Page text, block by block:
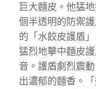
巨大麵皮。他猛
個半透明的防禦
的「水餃皮護盾
猛烈地擊中麵皮
音。護盾劇烈震
出濃郁的麵香。